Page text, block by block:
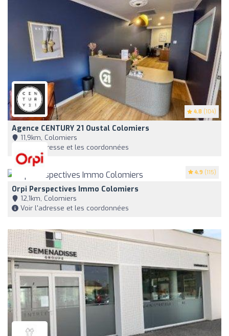
4.8 (104)
Agence CENTURY 21 Oustal Colomiers
11,9km, Colomiers
Voir l'adresse et les coordonnées
4.9 (115)
Orpi Perspectives Immo Colomiers
12,1km, Colomiers
Voir l'adresse et les coordonnées